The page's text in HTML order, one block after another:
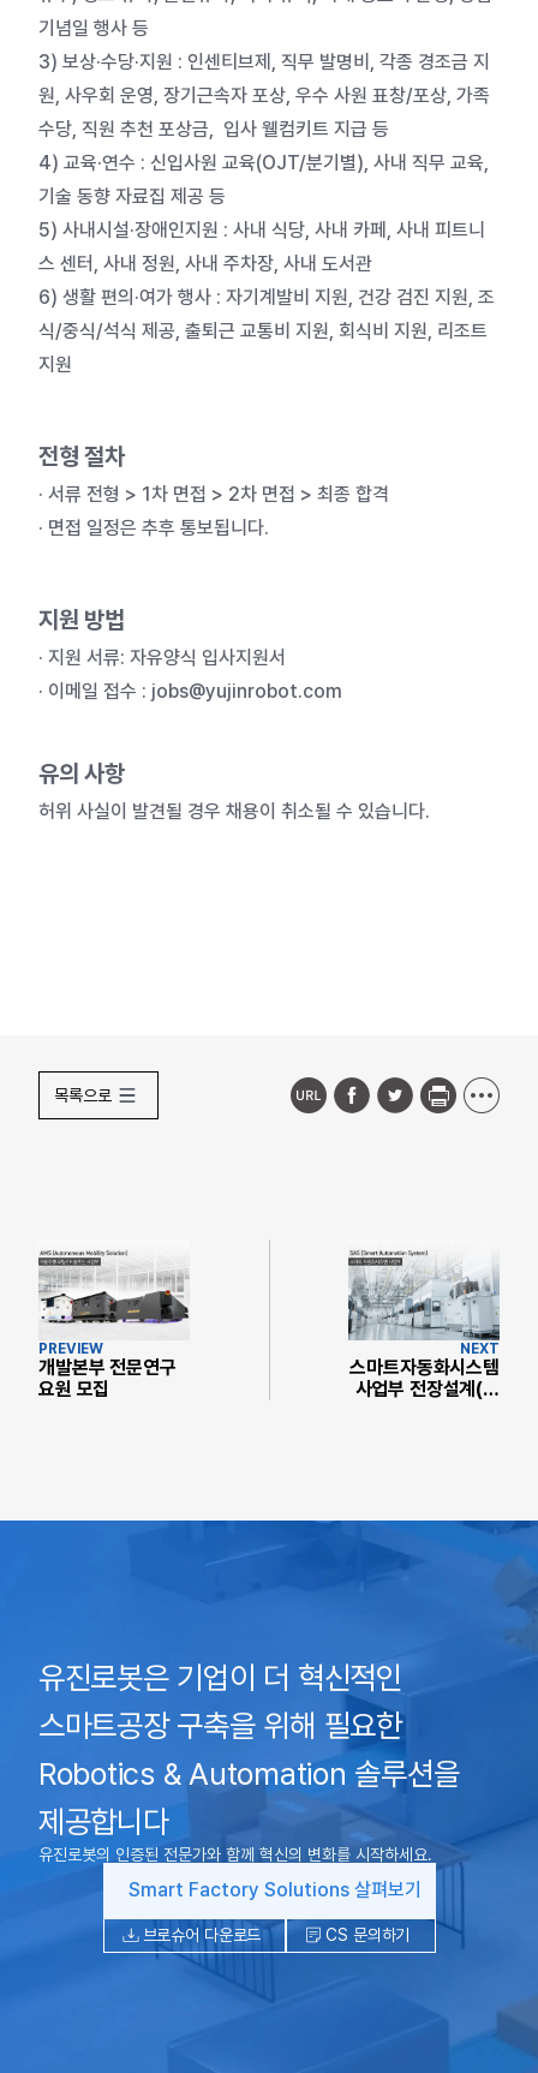
기념일 행사 등
3) 보상·수당·지원 : 인센티브제, 직무 발명비, 각종 경조금 지
원, 사우회 운영, 장기근속자 포상, 우수 사원 표창/포상, 가족
수당, 직원 추천 포상금, 입사 웰컴키트 지급 등
4) 교육·연수 : 신입사원 교육(OJT/분기별), 사내 직무 교육,
기술 동향 자료집 제공 등
5) 사내시설·장애인지원 : 사내 식당, 사내 카페, 사내 피트니
스 센터, 사내 정원, 사내 주차장, 사내 도서관
6) 생활 편의·여가 행사 : 자기계발비 지원, 건강 검진 지원, 조
식/중식/석식 제공, 출퇴근 교통비 지원, 회식비 지원, 리조트
지원
전형 절차
· 서류 전형 > 1차 면접 > 2차 면접 > 최종 합격
· 면접 일정은 추후 통보됩니다.
지원 방법
· 지원 서류: 자유양식 입사지원서
· 이메일 접수 : jobs@yujinrobot.com
유의 사항
허위 사실이 발견될 경우 채용이 취소될 수 있습니다.
목록으로
개발본부 전문연구
요원 모집
PREVIEW
스마트자동화시스템
사업부 전장설계(경
NEXT
유진로봇은 기업이 더 혁신적인
스마트공장 구축을 위해 필요한
Robotics & Automation 솔루션을
제공합니다
유진로봇의 인증된 전문가와 함께 혁신의 변화를 시작하세요.
Smart Factory Solutions 살펴보기
브로슈어 다운로드 CS 문의하기